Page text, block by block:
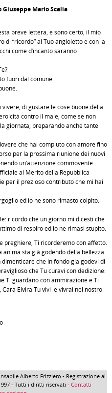
Giuseppe Mario Scalia
breve lettera, e sono certo, il mio
di “ricordo” al Tuo angioletto e con la
come d’incanto saranno
fuori dal comune.
di gustare le cose buone della
contro il male, come se non
giornata, preparando anche tante
che hai compiuto con amore fino
per la prossima riunione dei nuovi
un’attenzione commovente.
al Merito della Repubblica
per il prezioso contributo che mi hai
ed io ne sono rimasto colpito:
ricordo che un giorno mi dicesti che
di respiro ed io ne rimasi stupito.
preghiere, Ti ricorderemo con affetto.
sta già godendo della bellezza
dimenticare che in fondo già godevi di
che Tu curavi con dedizione:
Ti guardano con ammirazione e Ti
Elvira Tu vivi e vivrai nel nostro
Alberto Frizziero - Registrazione al
- Tutti i diritti riservati - Contatti